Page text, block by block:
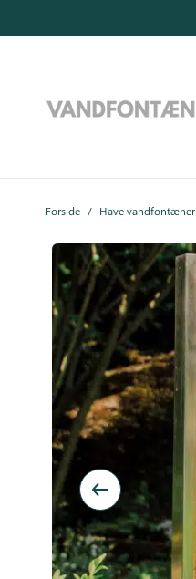
Forside / Have vandfontæner
Indendørs vandfontæner
Byg selv
Tilbehør
Inspiration
Køb gavekort
Inspiration
Kundeservice